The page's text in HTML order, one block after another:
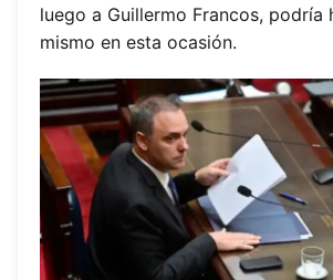
luego a Guillermo Francos, podría
mismo en esta ocasión.